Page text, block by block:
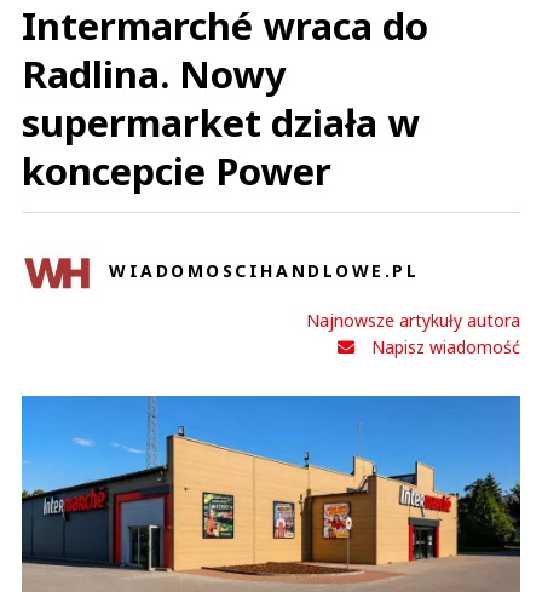
Intermarché wraca do
Radlina. Nowy
supermarket działa w
koncepcie Power
WIADOMOSCIHANDLOWE.PL
Najnowsze artykuły autora
Napisz wiadomość